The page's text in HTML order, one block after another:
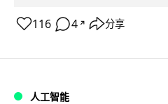
116 4 ↗ 分享
人工智能